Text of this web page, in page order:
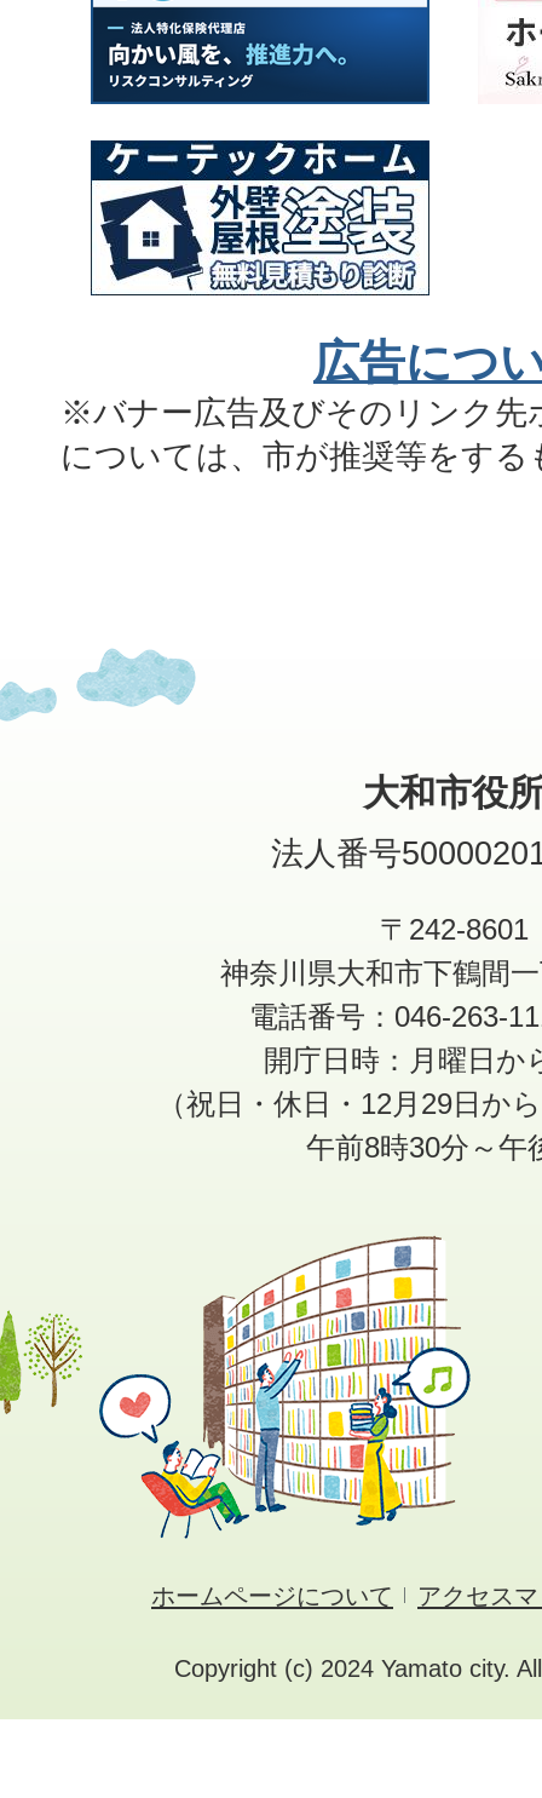
広告につ
※バナー広告及びそのリンク先
については、市が推奨等をす
大和市役
法人番号
〒242-8601
神奈川県大和市下鶴間
電話番号：046-263-
開庁日時：月曜日か
（祝日・休日・12月29日か
午前8時30分～午
ホームページについて アクセス
Copyright (c) 2024 Yamato city.